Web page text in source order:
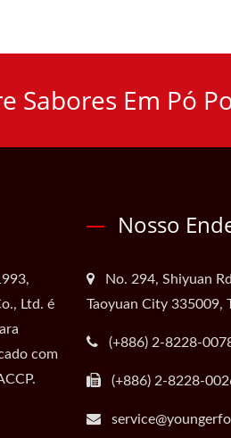
Sabores Em Pó
Ltd. é
com
Nosso
No. 294, Shiyuan
Taoyuan City 335009,
(+886) 2-8228-
(+886) 2-8228-